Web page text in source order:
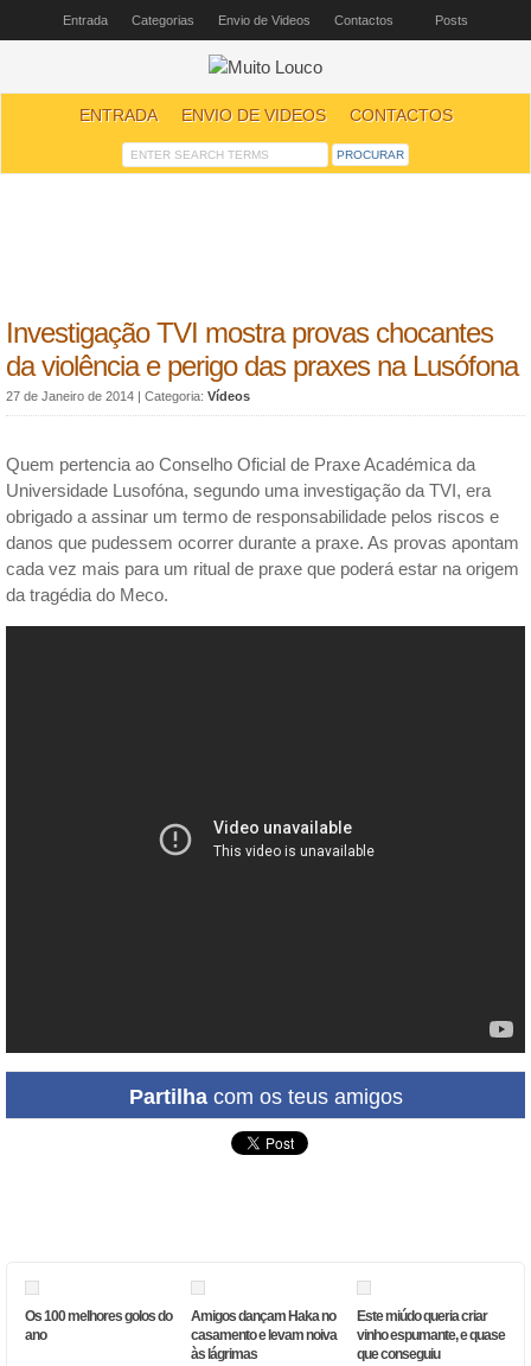
Entrada Categorias Envio de Videos Contactos Posts
ENTRADA ENVIO DE VIDEOS CONTACTOS
Investigação TVI mostra provas chocantes
da violência e perigo das praxes na Lusófona
27 de Janeiro de 2014 | Categoria: Vídeos
Quem pertencia ao Conselho Oficial de Praxe Académica da
Universidade Lusofóna, segundo uma investigação da TVI, era
obrigado a assinar um termo de responsabilidade pelos riscos e
danos que pudessem ocorrer durante a praxe. As provas apontam
cada vez mais para um ritual de praxe que poderá estar na origem
da tragédia do Meco.
Partilhacom os teus amigos
Os 100 melhores golos do
ano
Amigos dançam Haka no
casamento e levam noiva
às lágrimas
Este miúdo queria criar
vinho espumante, e quase
que conseguiu